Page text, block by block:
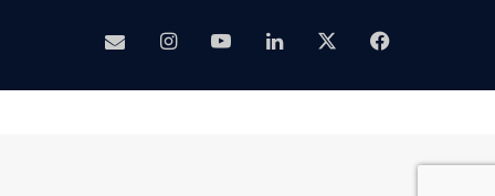
فيسبوك لينكدإن‫YouTubeانستقرامبريد
همسة